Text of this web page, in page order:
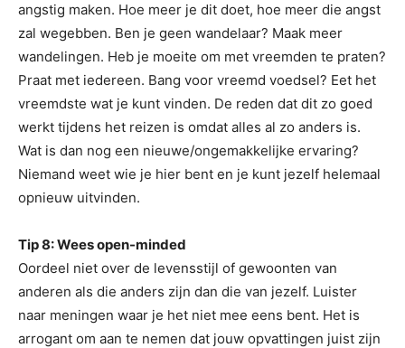
angstig maken. Hoe meer je dit doet, hoe meer die angst
zal wegebben. Ben je geen wandelaar? Maak meer
wandelingen. Heb je moeite om met vreemden te praten?
Praat met iedereen. Bang voor vreemd voedsel? Eet het
vreemdste wat je kunt vinden. De reden dat dit zo goed
werkt tijdens het reizen is omdat alles al zo anders is.
Wat is dan nog een nieuwe/ongemakkelijke ervaring?
Niemand weet wie je hier bent en je kunt jezelf helemaal
opnieuw uitvinden.
Tip 8: Wees open-minded
Oordeel niet over de levensstijl of gewoonten van
anderen als die anders zijn dan die van jezelf. Luister
naar meningen waar je het niet mee eens bent. Het is
arrogant om aan te nemen dat jouw opvattingen juist zijn